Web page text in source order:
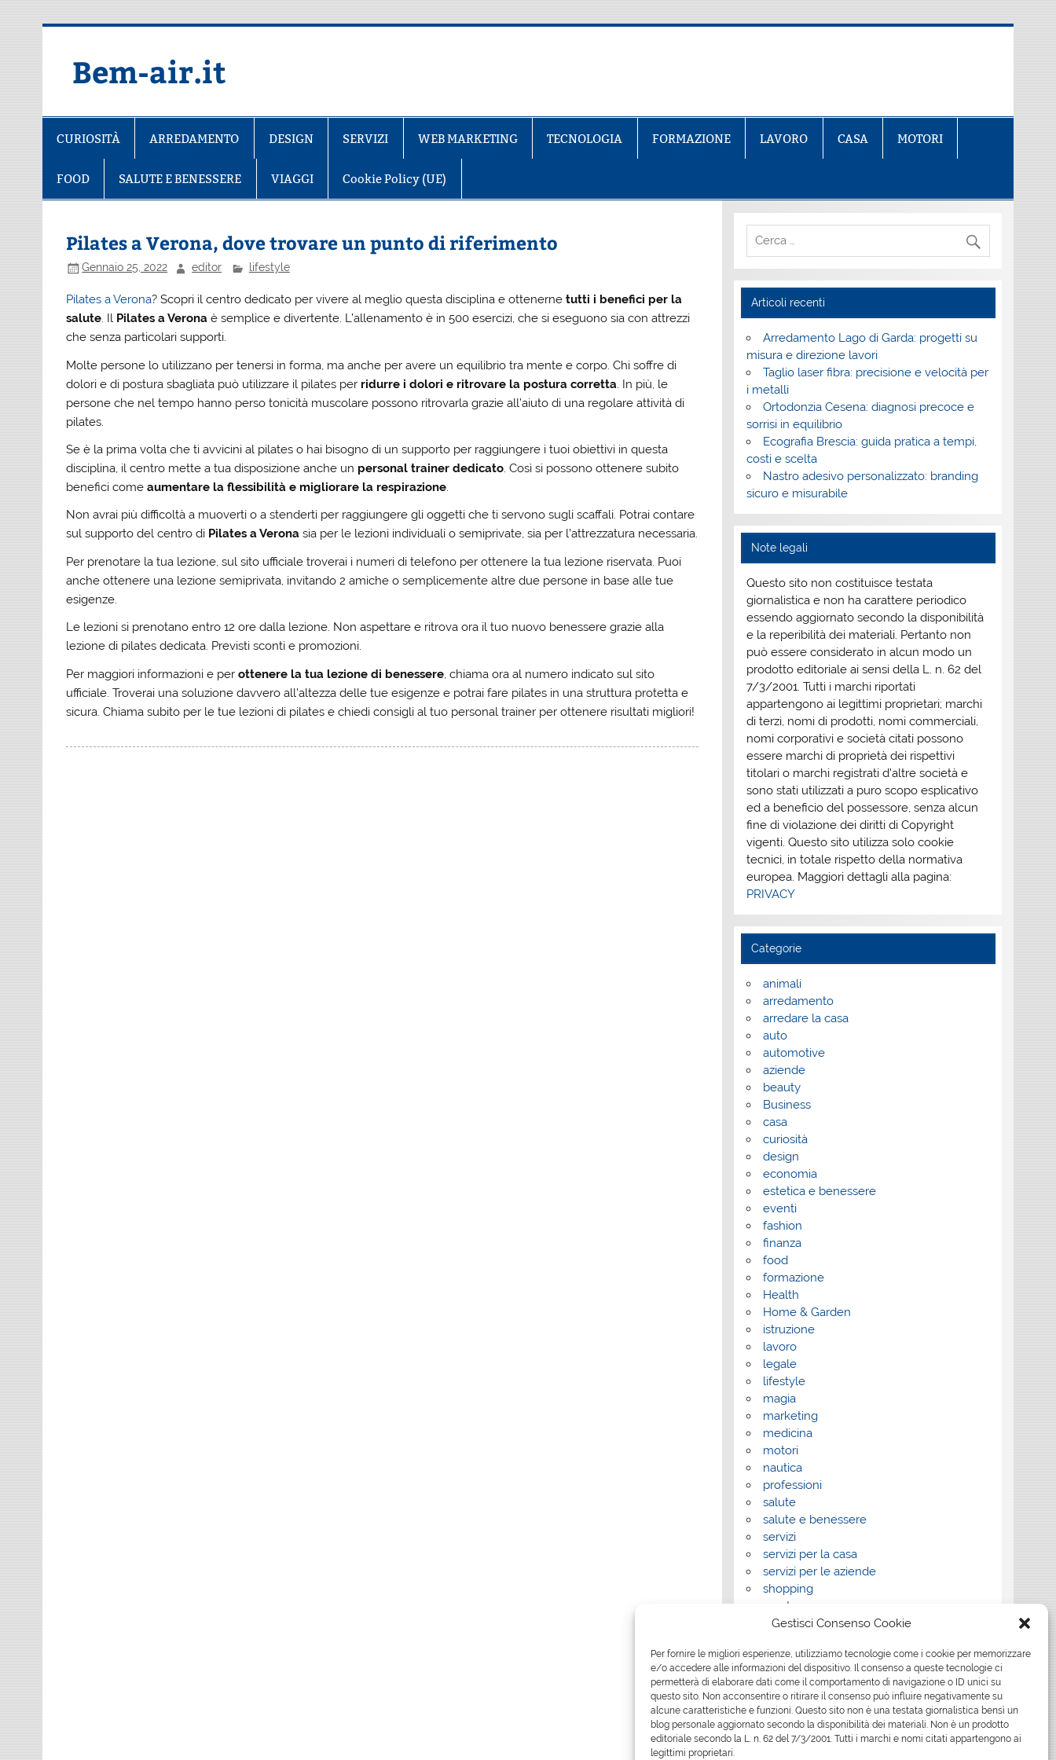
Gestisci Consenso Cookie
Per fornire le migliori esperienze, utilizziamo tecnologie come i cookie per memorizzare
e/o accedere alle informazioni del dispositivo. Il consenso a queste tecnologie ci
permetterà di elaborare dati come il comportamento di navigazione o ID unici su
questo sito. Non acconsentire o ritirare il consenso può influire negativamente su
alcune caratteristiche e funzioni. Questo sito non è una testata giornalistica bensì un
blog personale aggiornato secondo la disponibilità dei materiali. Non è un prodotto
editoriale secondo la L. n. 62 del 7/3/2001. Tutti i marchi e nomi citati appartengono ai
legittimi proprietari.
Bem-air.it
CURIOSITÀ ARREDAMENTO DESIGN SERVIZI WEB MARKETING TECNOLOGIA FORMAZIONE LAVORO CASA MOTORI
FOOD SALUTE E BENESSERE VIAGGI Cookie Policy (UE)
Pilates a Verona, dove trovare un punto di riferimento
Gennaio 25, 2022 editor lifestyle
Pilates a Verona? Scopri il centro dedicato per vivere al meglio questa disciplina e ottenernetutti i benefici per la
salute. Il Pilates a Verona è semplice e divertente. L’allenamento è in 500 esercizi, che si eseguono sia con attrezzi
che senza particolari supporti.
Molte persone lo utilizzano per tenersi in forma, ma anche per avere un equilibrio tra mente e corpo. Chi soffre di
dolori e di postura sbagliata può utilizzare il pilates per ridurre i dolori e ritrovare la postura corretta. In più, le
persone che nel tempo hanno perso tonicità muscolare possono ritrovarla grazie all’aiuto di una regolare attività di
pilates.
Se è la prima volta che ti avvicini al pilates o hai bisogno di un supporto per raggiungere i tuoi obiettivi in questa
disciplina, il centro mette a tua disposizione anche un personal trainer dedicato. Così si possono ottenere subito
benefici comeaumentare la flessibilità e migliorare la respirazione.
Non avrai più difficoltà a muoverti o a stenderti per raggiungere gli oggetti che ti servono sugli scaffali. Potrai contare
sul supporto del centro di Pilates a Verona sia per le lezioni individuali o semiprivate, sia per l’attrezzatura necessaria.
Per prenotare la tua lezione, sul sito ufficiale troverai i numeri di telefono per ottenere la tua lezione riservata. Puoi
anche ottenere una lezione semiprivata, invitando 2 amiche o semplicemente altre due persone in base alle tue
esigenze.
Le lezioni si prenotano entro 12 ore dalla lezione. Non aspettare e ritrova ora il tuo nuovo benessere grazie alla
lezione di pilates dedicata. Previsti sconti e promozioni.
Per maggiori informazioni e perottenere la tua lezione di benessere, chiama ora al numero indicato sul sito
ufficiale. Troverai una soluzione davvero all’altezza delle tue esigenze e potrai fare pilates in una struttura protetta e
sicura. Chiama subito per le tue lezioni di pilates e chiedi consigli al tuo personal trainer per ottenere risultati migliori!
Articoli recenti
Arredamento Lago di Garda: progetti su
misura e direzione lavori
Taglio laser fibra: precisione e velocità per
i metalli
Ortodonzia Cesena: diagnosi precoce e
sorrisi in equilibrio
Ecografia Brescia: guida pratica a tempi,
costi e scelta
Nastro adesivo personalizzato: branding
sicuro e misurabile
Note legali
Questo sito non costituisce testata
giornalistica e non ha carattere periodico
essendo aggiornato secondo la disponibilità
e la reperibilità dei materiali. Pertanto non
può essere considerato in alcun modo un
prodotto editoriale ai sensi della L. n. 62 del
7/3/2001. Tutti i marchi riportati
appartengono ai legittimi proprietari; marchi
di terzi, nomi di prodotti, nomi commerciali,
nomi corporativi e società citati possono
essere marchi di proprietà dei rispettivi
titolari o marchi registrati d’altre società e
sono stati utilizzati a puro scopo esplicativo
ed a beneficio del possessore, senza alcun
fine di violazione dei diritti di Copyright
vigenti. Questo sito utilizza solo cookie
tecnici, in totale rispetto della normativa
europea. Maggiori dettagli alla pagina:
PRIVACY
Categorie
animali
arredamento
arredare la casa
auto
automotive
aziende
beauty
Business
casa
curiosità
design
economia
estetica e benessere
eventi
fashion
finanza
food
formazione
Health
Home & Garden
istruzione
lavoro
legale
lifestyle
magia
marketing
medicina
motori
nautica
professioni
salute
salute e benessere
servizi
servizi per la casa
servizi per le aziende
shopping
sport
Tech
travel
Uncategorized
viaggi
web
web marketing
wedding